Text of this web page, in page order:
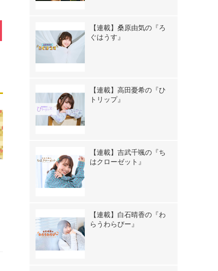
【連載】桑原由気の『ろ
ぐはうす』
【連載】高田憂希の『ひ
トリップ』
【連載】吉武千颯の『ち
はクローゼット』
【連載】白石晴香の『わ
らうわらびー』